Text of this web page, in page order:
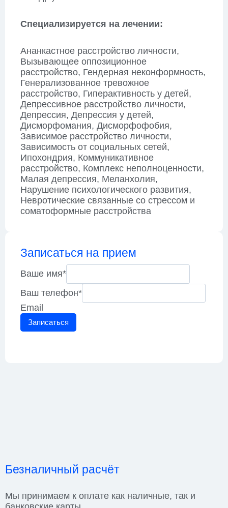
Специализируется на лечении:
Ананкастное расстройство личности,
Вызывающее оппозиционное
расстройство, Гендерная неконформность,
Генерализованное тревожное
расстройство, Гиперактивность у детей,
Депрессивное расстройство личности,
Депрессия, Депрессия у детей,
Дисморфомания, Дисморфофобия,
Зависимое расстройство личности,
Зависимость от социальных сетей,
Ипохондрия, Коммуникативное
расстройство, Комплекс неполноценности,
Малая депрессия, Меланхолия,
Нарушение психологического развития,
Невротические связанные со стрессом и
соматоформные расстройства
Записаться на прием
Ваше имя*
Ваш телефон*
Email
Записаться
Безналичный расчёт
Мы принимаем к оплате как наличные, так и